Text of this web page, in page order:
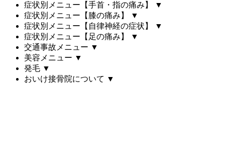
症状別メニュー【手首・指の痛み】
▼
症状別メニュー【膝の痛み】
▼
症状別メニュー【自律神経の症状】
▼
症状別メニュー【足の痛み】
▼
交通事故メニュー ▼
美容メニュー ▼
発毛 ▼
おいけ接骨院について ▼